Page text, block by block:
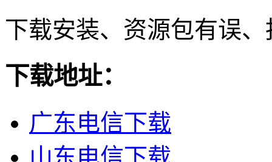
下载安装、资源包有误
下载地址：
广东电信下载
山东电信下载